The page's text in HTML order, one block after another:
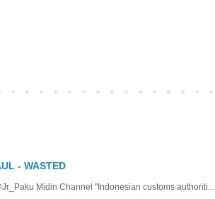
- WASTED
Midin Channel "Indonesian customs authoriti...